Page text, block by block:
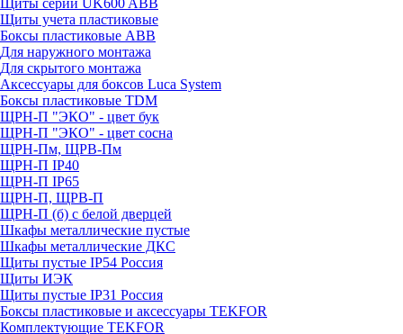
Щиты серии UK600 ABB
Щиты учета пластиковые
Боксы пластиковые ABB
Для наружного монтажа
Для скрытого монтажа
Аксессуары для боксов Luca System
Боксы пластиковые TDM
ЩРН-П "ЭКО" - цвет бук
ЩРН-П "ЭКО" - цвет сосна
ЩРН-Пм, ЩРВ-Пм
ЩРН-П IP40
ЩРН-П IP65
ЩРН-П, ЩРВ-П
ЩРН-П (б) с белой дверцей
Шкафы металлические пустые
Шкафы металлические ДКС
Щиты пустые IP54 Россия
Щиты ИЭК
Щиты пустые IP31 Россия
Боксы пластиковые и аксессуары TEKFOR
Комплектующие TEKFOR